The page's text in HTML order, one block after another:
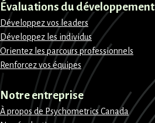
Évaluations du développement
Développez vos leaders
Développez les individus
Orientez les parcours professionnels
Renforcez vos équipes
Notre entreprise
À propos de Psychometrics Canada